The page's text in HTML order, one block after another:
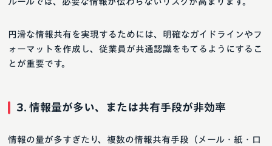
円滑な情報共有を実現するためには、明確なガイドラインやフ
ォーマットを作成し、従業員が共通認識をもてるようにするこ
とが重要です。
3. 情報量が多い、または共有手段が非効率
情報の量が多すぎたり、複数の情報共有手段（メール・紙・口